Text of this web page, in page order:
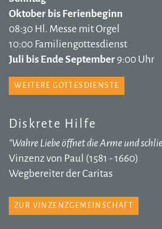
Oktober bis Ferienbeginn
08:30 Hl. Messe mit Orgel
10:00 Familiengottesdienst
Juli bis Ende September 9:00 Uhr
WEITERE GOTTESDIENSTE
Diskrete Hilfe
"Wahre Liebe öffnet die Arme und
Vinzenz von Paul (1581 - 1660)
Wegbereiter der Caritas
ZUR VINZENZGEMEINSCHAFT